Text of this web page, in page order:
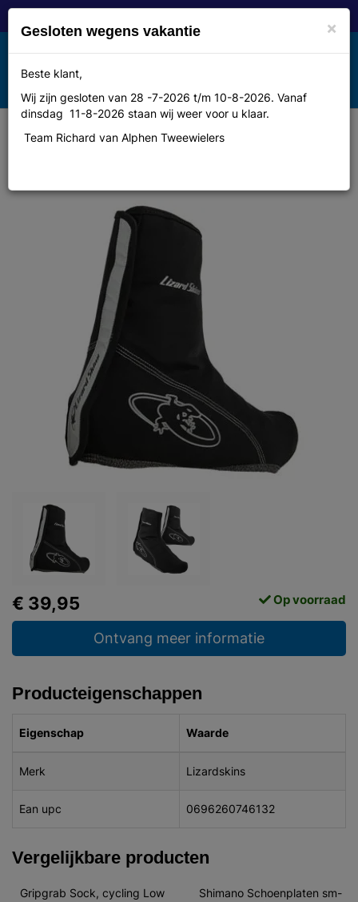
Toggle
navigation
MENU
Lizardskins Overschoen dry-fiant
€ 39,95 Op voorraad
Ontvang meer informatie
Producteigenschappen
Eigenschap Waarde
Merk Lizardskins
Ean upc 0696260746132
Vergelijkbare producten
Gripgrab Sock, cycling Low
Shimano Schoenplaten sm-
×
Gesloten wegens vakantie
Beste klant,
Wij zijn gesloten van 28 -7-2026 t/m 10-8-2026. Vanaf
dinsdag 11-8-2026 staan wij weer voor u klaar.
Team Richard van Alphen Tweewielers